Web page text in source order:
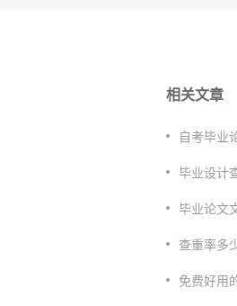
相关文章
自考毕业
毕业设计
毕业论文
查重率多
免费好用